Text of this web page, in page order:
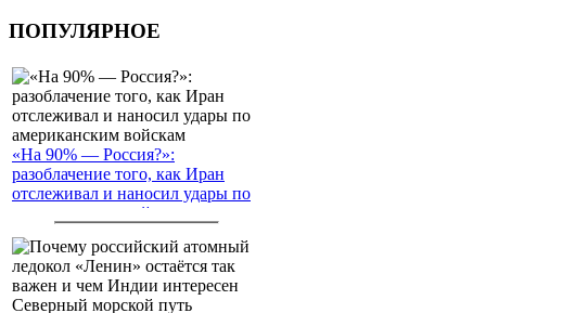
ПОПУЛЯРНОЕ
«На 90% — Россия?»:
разоблачение того, как Иран
отслеживал и наносил удары по
американским войскам